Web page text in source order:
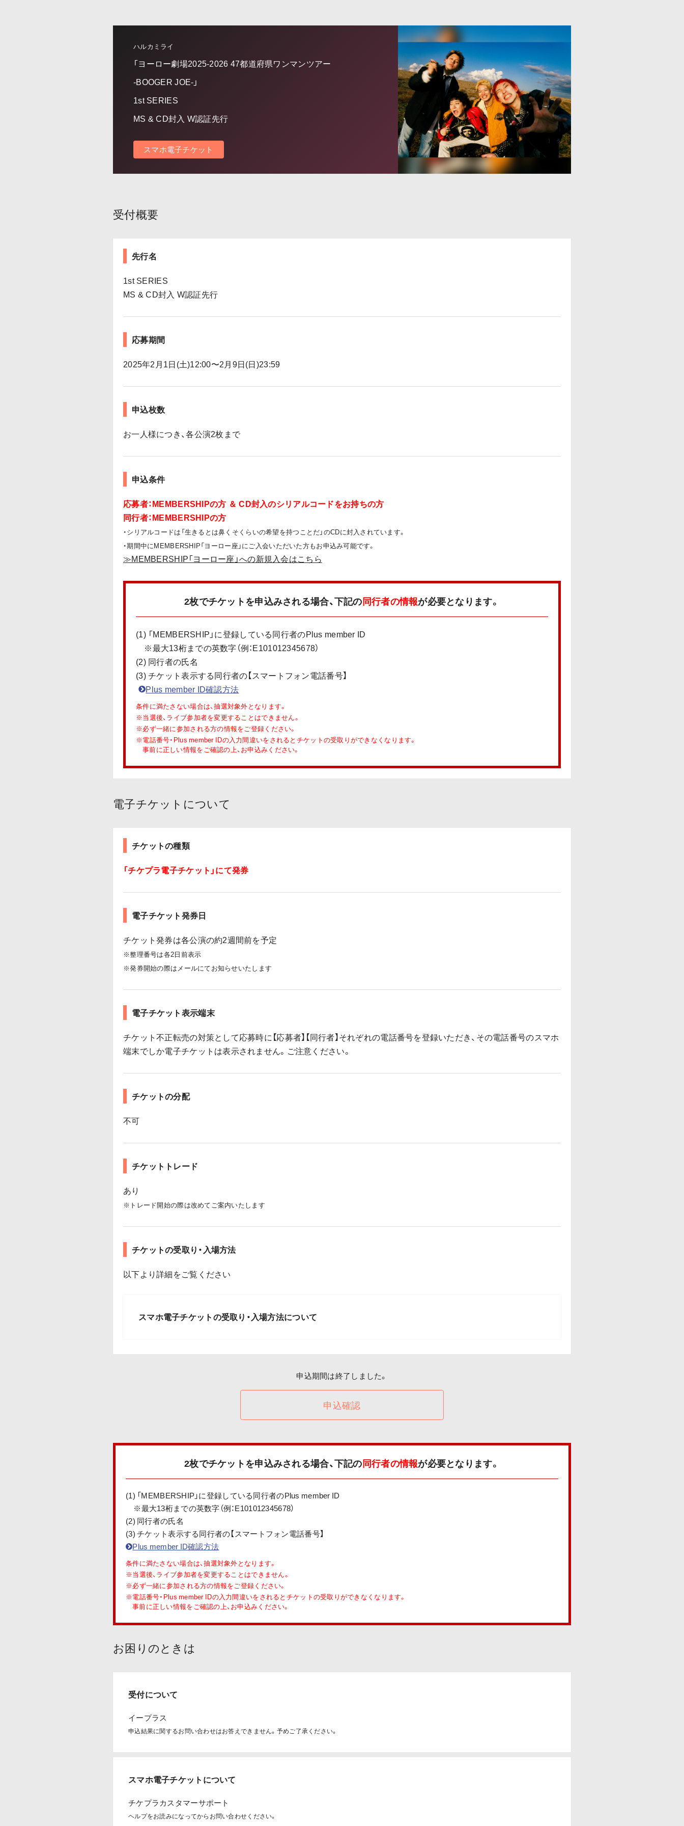
ハルカミライ
「ヨーロー劇場2025-2026 47都道府県ワンマンツアー
-BOOGER JOE-」
1st SERIES
MS & CD封入 W認証先行
スマホ電子チケット
受付概要
先行名
1st SERIES
MS & CD封入 W認証先行
応募期間
2025年2月1日(土)12:00〜2月9日(日)23:59
申込枚数
お一人様につき、各公演2枚まで
申込条件
応募者：MEMBERSHIPの方 ＆ CD封入のシリアルコードをお持ちの方
同行者：MEMBERSHIPの方
・シリアルコードは「生きるとは鼻くそくらいの希望を持つことだ」のCDに封入されています。
・期間中にMEMBERSHIP「ヨーロー座」にご入会いただいた方もお申込み可能です。
≫MEMBERSHIP「ヨーロー座」への新規入会はこちら
2枚でチケットを申込みされる場合、下記の同行者の情報が必要となります。
(1) 「MEMBERSHIP」に登録している同行者のPlus member ID
※最大13桁までの英数字（例：E101012345678）
(2) 同行者の氏名
(3) チケット表示する同行者の【スマートフォン電話番号】
Plus member ID確認方法
条件に満たさない場合は、抽選対象外となります。
※当選後、ライブ参加者を変更することはできません。
※必ず一緒に参加される方の情報をご登録ください。
※電話番号・Plus member IDの入力間違いをされるとチケットの受取りができなくなります。
事前に正しい情報をご確認の上、お申込みください。
電子チケットについて
チケットの種類
「チケプラ電子チケット」にて発券
電子チケット発券日
チケット発券は各公演の約2週間前を予定
※整理番号は各2日前表示
※発券開始の際はメールにてお知らせいたします
電子チケット表示端末
チケット不正転売の対策として応募時に【応募者】【同行者】それぞれの電話番号を登録いただき、その電話番号のスマホ
端末でしか電子チケットは表示されません。ご注意ください。
チケットの分配
不可
チケットトレード
あり
※トレード開始の際は改めてご案内いたします
チケットの受取り・入場方法
以下より詳細をご覧ください
スマホ電子チケットの受取り・入場方法について
申込期間は終了しました。
申込確認
2枚でチケットを申込みされる場合、下記の同行者の情報が必要となります。
(1) 「MEMBERSHIP」に登録している同行者のPlus member ID
※最大13桁までの英数字（例：E101012345678）
(2) 同行者の氏名
(3) チケット表示する同行者の【スマートフォン電話番号】
Plus member ID確認方法
条件に満たさない場合は、抽選対象外となります。
※当選後、ライブ参加者を変更することはできません。
※必ず一緒に参加される方の情報をご登録ください。
※電話番号・Plus member IDの入力間違いをされるとチケットの受取りができなくなります。
事前に正しい情報をご確認の上、お申込みください。
お困りのときは
受付について
イープラス
申込結果に関するお問い合わせはお答えできません。予めご了承ください。
スマホ電子チケットについて
チケプラカスタマーサポート
ヘルプをお読みになってからお問い合わせください。